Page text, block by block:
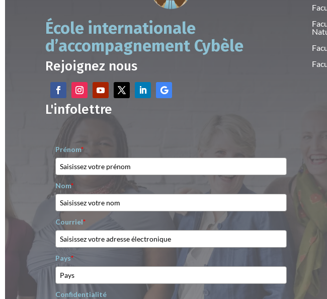
École internationale
d’accompagnement Cybèle
Rejoignez nous
L'infolettre
Prénom*
Nom*
Courriel*
Pays*
Confidentialité